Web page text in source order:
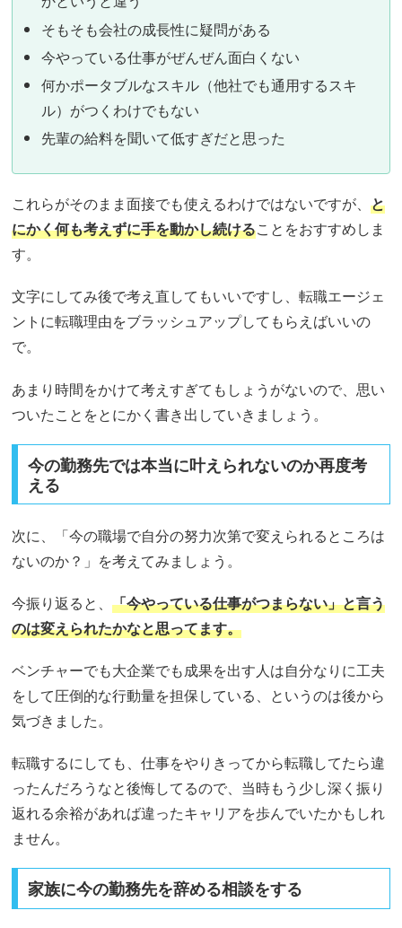
そもそも会社の成長性に疑問がある
今やっている仕事がぜんぜん面白くない
何かポータブルなスキル（他社でも通用するスキ
ル）がつくわけでもない
先輩の給料を聞いて低すぎだと思った
これらがそのまま面接でも使えるわけではないですが、と
にかく何も考えずに手を動かし続けることをおすすめしま
す。
文字にしてみ後で考え直してもいいですし、転職エージェ
ントに転職理由をブラッシュアップしてもらえばいいの
で。
あまり時間をかけて考えすぎてもしょうがないので、思い
ついたことをとにかく書き出していきましょう。
今の勤務先では本当に叶えられないのか再度考
える
次に、「今の職場で自分の努力次第で変えられるところは
ないのか？」を考えてみましょう。
今振り返ると、「今やっている仕事がつまらない」と言う
のは変えられたかなと思ってます。
ベンチャーでも大企業でも成果を出す人は自分なりに工夫
をして圧倒的な行動量を担保している、というのは後から
気づきました。
転職するにしても、仕事をやりきってから転職してたら違
ったんだろうなと後悔してるので、当時もう少し深く振り
返れる余裕があれば違ったキャリアを歩んでいたかもしれ
ません。
家族に今の勤務先を辞める相談をする